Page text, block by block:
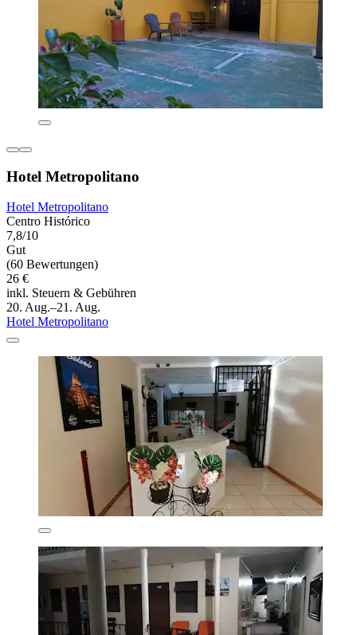
Hotel Metropolitano
Hotel Metropolitano
Centro Histórico
7,8/10
Gut
(60 Bewertungen)
26 €
inkl. Steuern & Gebühren
20. Aug.–21. Aug.
Hotel Metropolitano